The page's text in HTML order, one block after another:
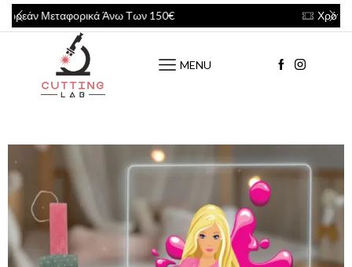
Άνω Των 150€ Χρόνος
MENU